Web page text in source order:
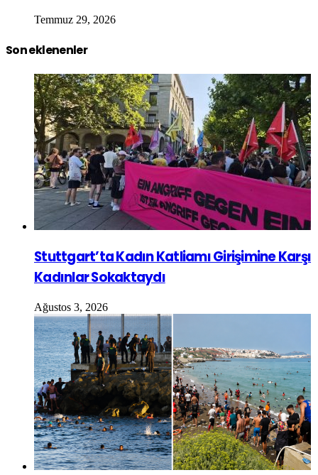
Temmuz 29, 2026
Son eklenenler
Stuttgart’ta Kadın Katliamı Girişimine Karşı
Kadınlar Sokaktaydı
Ağustos 3, 2026